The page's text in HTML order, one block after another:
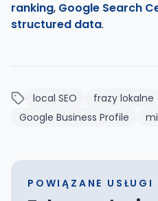
ranking, Google Search
structured data.
local SEO frazy lokalne
Google Business Profile
POWIĄZANE USŁUGI